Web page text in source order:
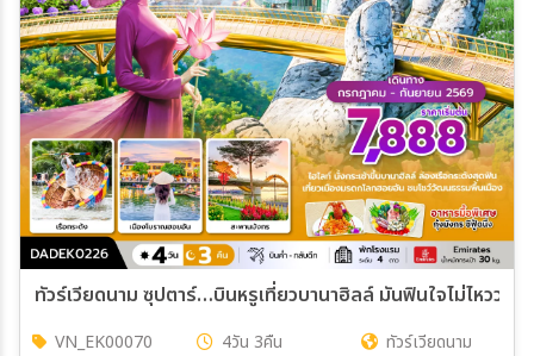
ทัวร์เวียดนาม ซุปตาร์…บินหรูเที่ยวบา
VN_EK00070 4วัน 3คืน
ทัวร์เวียดนาม